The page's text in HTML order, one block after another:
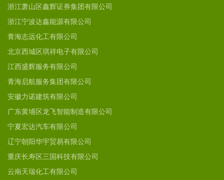
浙江萧山区鑫辉证券集团有限公司
浙江宁波达鑫能源有限公司
青海志远化工有限公司
北京西城区琪祥电子有限公司
江西盛辉服务有限公司
青海启航服务集团有限公司
安徽力诺建筑有限公司
广东黄埔区龙飞智能制造有限公司
宁夏宏达汽车有限公司
辽宁朝阳华宇贸易有限公司
重庆长寿区三国科技有限公司
云南天瑞化工有限公司